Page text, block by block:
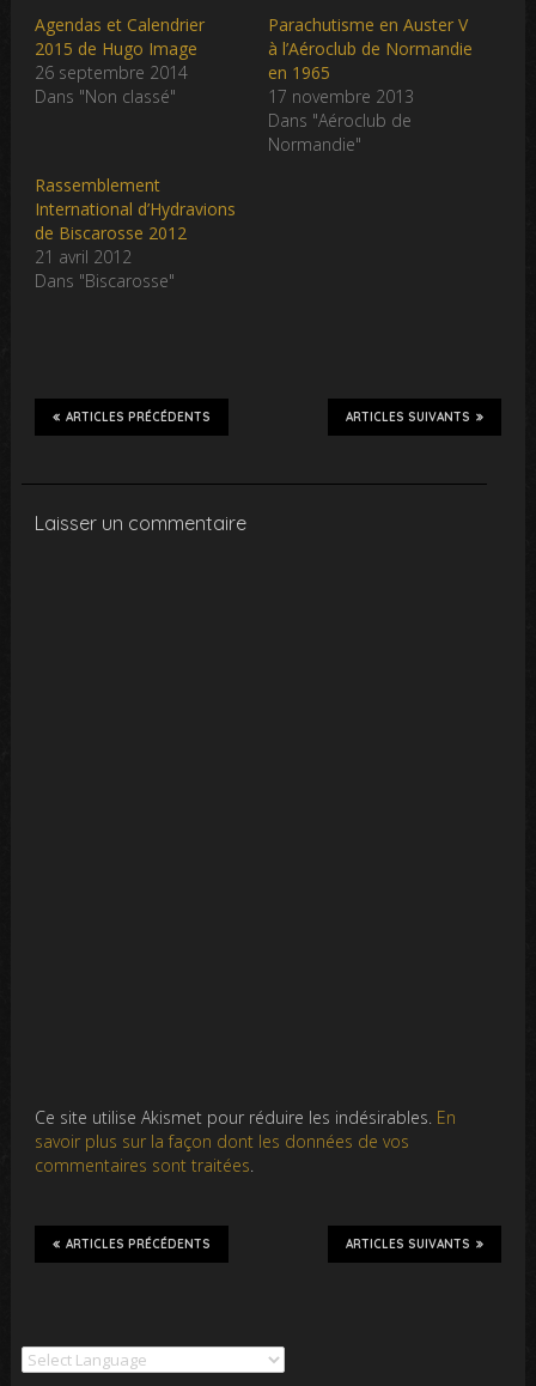
Agendas et Calendrier
2015 de Hugo Image
26 septembre 2014
Dans "Non classé"
Parachutisme en Auster V
à l’Aéroclub de Normandie
en 1965
17 novembre 2013
Dans "Aéroclub de
Normandie"
Rassemblement
International d’Hydravions
de Biscarosse 2012
21 avril 2012
Dans "Biscarosse"
ARTICLES SUIVANTS
ARTICLES PRÉCÉDENTS
Laisser un commentaire
Ce site utilise Akismet pour réduire les indésirables. En
savoir plus sur la façon dont les données de vos
commentaires sont traitées.
ARTICLES SUIVANTS
ARTICLES PRÉCÉDENTS